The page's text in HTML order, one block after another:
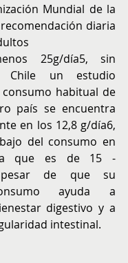
Mundial de la
diaria
25g/día5, sin
Chile un estudio
habitual de
país se encuentra
en los 12,8 g/día6,
del consumo en
que es de 15 -
de que su
ayuda a
digestivo y a
intestinal.